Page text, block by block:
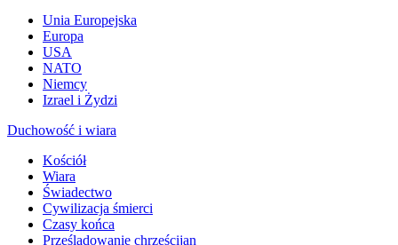
Unia Europejska
Europa
USA
NATO
Niemcy
Izrael i Żydzi
Duchowość i wiara
Kościół
Wiara
Świadectwo
Cywilizacja śmierci
Czasy końca
Prześladowanie chrześcijan